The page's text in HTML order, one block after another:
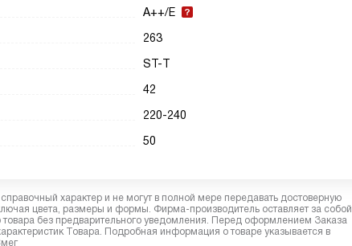
A++/E
263
ST-T
42
220-240
50
характер и не могут в полной мере передавать достоверную
цвета, размеры и формы. Фирма-производитель оставляет за собой
без предварительного уведомления. Перед оформлением Заказа
Товара. Подробная информация о товаре указывается в